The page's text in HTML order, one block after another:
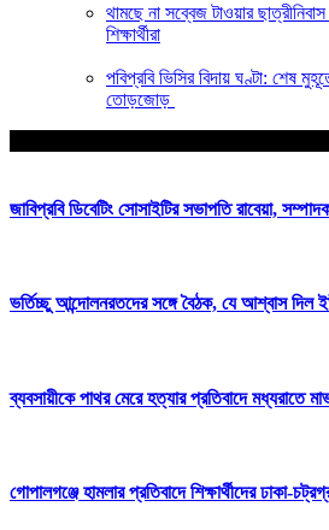
থামছে না সব্বেজ টাওয়ার
শিক্ষার্থীরা
পবিপ্রবি ভিসির বিদায় ঘণ্টা: শেষ
তোড়জোড়
জাবিপ্রবি ডিবেটিং সোসাইটির সভাপতি রাবেয়া,
ভর্তিচ্ছু আন্দোলনরতদের সঙ্গে বৈঠক, যে আশ্বাস দিল
ব্যবসায়ীকে পাথর মেরে হত্যার প্রতিবাদে মধ্যরাতে
গোপালগঞ্জে হামলার প্রতিবাদে শিক্ষার্থীদের ঢাকা-